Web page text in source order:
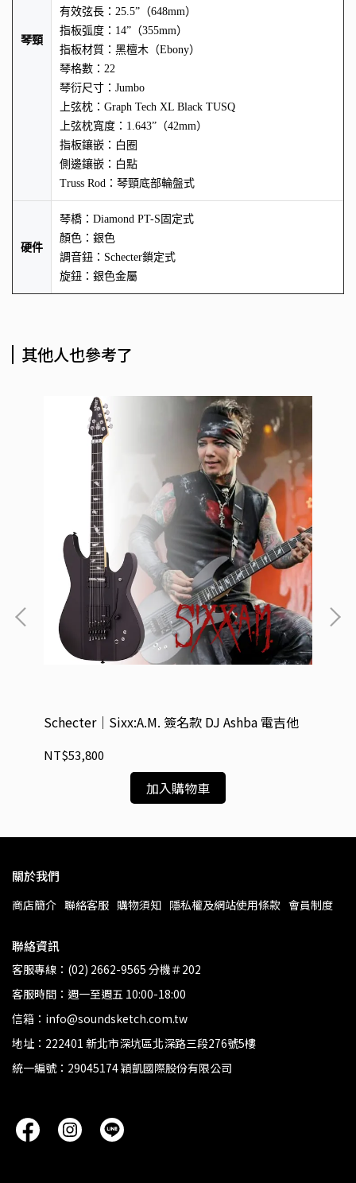
琴頸
有效弦長：25.5”（648mm）
指板弧度：14”（355mm）
指板材質：黑檀木（Ebony）
琴格數：22
琴衍尺寸：Jumbo
上弦枕：Graph Tech XL Black TUSQ
上弦枕寬度：1.643”（42mm）
指板鑲嵌：白圈
側邊鑲嵌：白點
Truss Rod：琴頸底部輪盤式
硬件
琴橋：Diamond PT-S固定式
顏色：銀色
調音鈕：Schecter鎖定式
旋鈕：銀色金屬
其他人也參考了
Schecter｜Sixx:A.M. 簽名款 DJ Ashba 電吉他
NT$53,800
加入購物車
關於我們
商店簡介 聯絡客服 購物須知 隱私權及網站使用條款 會員制度
聯絡資訊
客服專線：(02) 2662-9565 分機＃202
客服時間：週一至週五 10:00-18:00
信箱：info@soundsketch.com.tw
地址：222401 新北市深坑區北深路三段276號5樓
統一編號：29045174 穎凱國際股份有限公司